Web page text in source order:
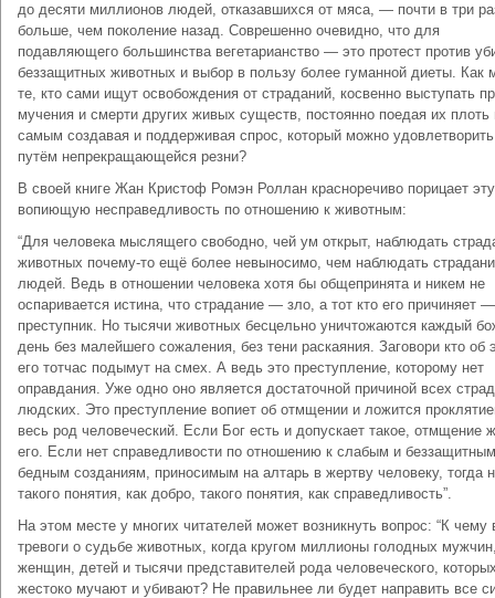
до десяти миллионов людей, отказавшихся от мяса, — почти в три
больше, чем поколение назад. Соврешенно очевидно, что для
подавляющего большинства вегетарианство — это протест против
беззащитных животных и выбор в пользу более гуманной диеты. Как
те, кто сами ищут освобождения от страданий, косвенно выступать
мучения и смерти других живых существ, постоянно поедая их плоть
самым создавая и поддерживая спрос, который можно
путём непрекращающейся резни?
В своей книге Жан Кристоф Ромэн Роллан красноречиво порицает эту
вопиющую несправедливость по отношению к животным:
“Для человека мыслящего свободно, чей ум открыт, наблюдать
животных почему-то ещё более невыносимо, чем наблюдать
людей. Ведь в отношении человека хотя бы общепринята и никем не
оспаривается истина, что страдание — зло, а тот кто его причиняет —
преступник. Но тысячи животных бесцельно уничтожаются каждый
день без малейшего сожаления, без тени раскаяния. Заговори кто об
его тотчас подымут на смех. А ведь это преступление, которому нет
оправдания. Уже одно оно является достаточной причиной всех
людских. Это преступление вопиет об отмщении и ложится
весь род человеческий. Если Бог есть и допускает такое, отмщение
его. Если нет справедливости по отношению к слабым и
бедным созданиям, приносимым на алтарь в жертву человеку, тогда
такого понятия, как добро, такого понятия, как справедливость”.
На этом месте у многих читателей может возникнуть вопрос: “К чему
тревоги о судьбе животных, когда кругом миллионы голодных
женщин, детей и тысячи представителей рода человеческого,
жестоко мучают и убивают? Не правильнее ли будет направить все